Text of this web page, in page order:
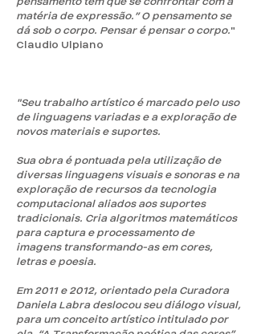
matéria de expressão.” O pensamento se
dá sob o corpo. Pensar é pensar o corpo."
Claudio Ulpiano
"Seu trabalho artístico é marcado pelo uso
de linguagens variadas e a exploração de
novos materiais e suportes.
Sua obra é pontuada pela utilização de
diversas linguagens visuais e sonoras e na
exploração de recursos da tecnologia
computacional aliados aos suportes
tradicionais. Cria algoritmos matemáticos
para captura e processamento de
imagens transformando-as em cores,
letras e poesia.
Em 2011 e 2012, orientado pela Curadora
Daniela Labra deslocou seu diálogo visual,
para um conceito artístico intitulado por